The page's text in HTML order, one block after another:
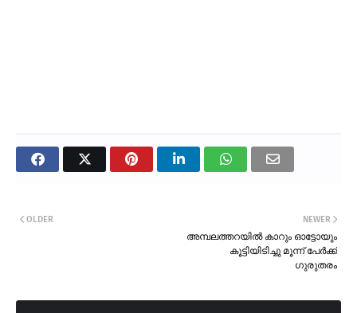
NEWER
അമ്പലത്തറയിൽ കാറും ഓട്ടോയും
കൂട്ടിയിടിച്ചു മൂന്ന് പേർക്ക്
ഗുരുതരം
OLDER